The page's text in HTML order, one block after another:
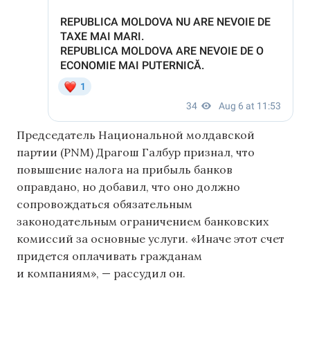
Председатель Национальной молдавской
партии (PNM) Драгош Галбур признал, что
повышение налога на прибыль банков
оправдано, но добавил, что оно должно
сопровождаться обязательным
законодательным ограничением банковских
комиссий за основные услуги. «Иначе этот счет
придется оплачивать гражданам
и компаниям», — рассудил он.